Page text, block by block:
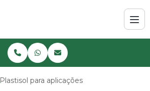
Plastisol para aplicações